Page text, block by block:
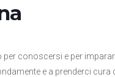
conoscersi e per
e a prenderci cura